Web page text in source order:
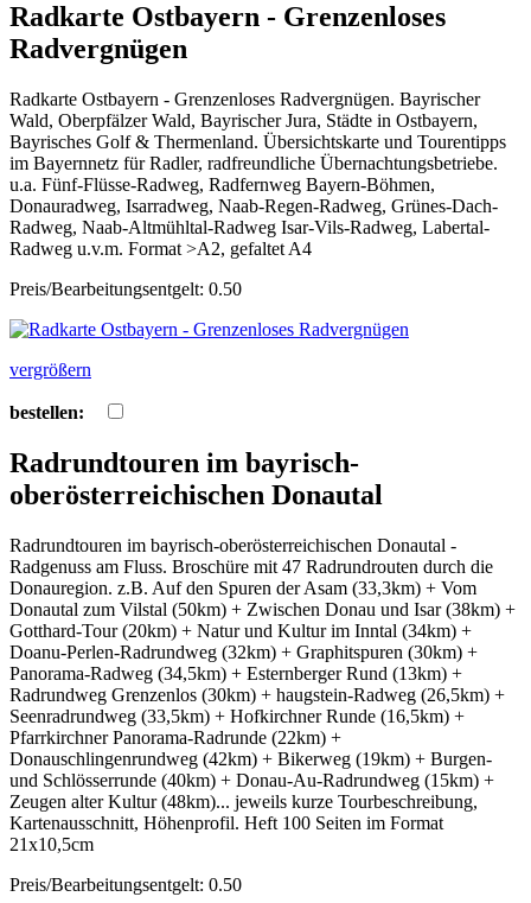
Radkarte Ostbayern - Grenzenloses
Radvergnügen
Radkarte Ostbayern - Grenzenloses Radvergnügen. Bayrischer
Wald, Oberpfälzer Wald, Bayrischer Jura, Städte in Ostbayern,
Bayrisches Golf & Thermenland. Übersichtskarte und Tourentipps
im Bayernnetz für Radler, radfreundliche Übernachtungsbetriebe.
u.a. Fünf-Flüsse-Radweg, Radfernweg Bayern-Böhmen,
Donauradweg, Isarradweg, Naab-Regen-Radweg, Grünes-Dach-
Radweg, Naab-Altmühltal-Radweg Isar-Vils-Radweg, Labertal-
Radweg u.v.m. Format >A2, gefaltet A4
Preis/Bearbeitungsentgelt: 0.50
vergrößern
bestellen:
Radrundtouren im bayrisch-
oberösterreichischen Donautal
Radrundtouren im bayrisch-oberösterreichischen Donautal -
Radgenuss am Fluss. Broschüre mit 47 Radrundrouten durch die
Donauregion. z.B. Auf den Spuren der Asam (33,3km) + Vom
Donautal zum Vilstal (50km) + Zwischen Donau und Isar (38km) +
Gotthard-Tour (20km) + Natur und Kultur im Inntal (34km) +
Doanu-Perlen-Radrundweg (32km) + Graphitspuren (30km) +
Panorama-Radweg (34,5km) + Esternberger Rund (13km) +
Radrundweg Grenzenlos (30km) + haugstein-Radweg (26,5km) +
Seenradrundweg (33,5km) + Hofkirchner Runde (16,5km) +
Pfarrkirchner Panorama-Radrunde (22km) +
Donauschlingenrundweg (42km) + Bikerweg (19km) + Burgen-
und Schlösserrunde (40km) + Donau-Au-Radrundweg (15km) +
Zeugen alter Kultur (48km)... jeweils kurze Tourbeschreibung,
Kartenausschnitt, Höhenprofil. Heft 100 Seiten im Format
21x10,5cm
Preis/Bearbeitungsentgelt: 0.50